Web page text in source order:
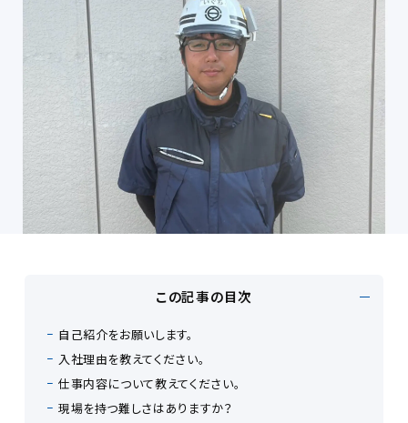
この記事の目次
自己紹介をお願いします。
入社理由を教えてください。
仕事内容について教えてください。
現場を持つ難しさはありますか？